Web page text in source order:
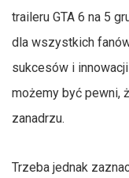
traileru GTA 6 na 5
dla wszystkich
sukcesów i
możemy być pewni,
zanadrzu.
Trzeba jednak